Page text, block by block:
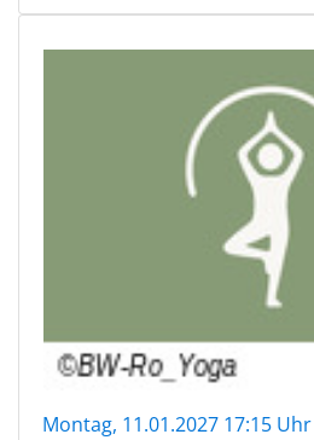
Montag, 11.01.2027 17:15 Uhr